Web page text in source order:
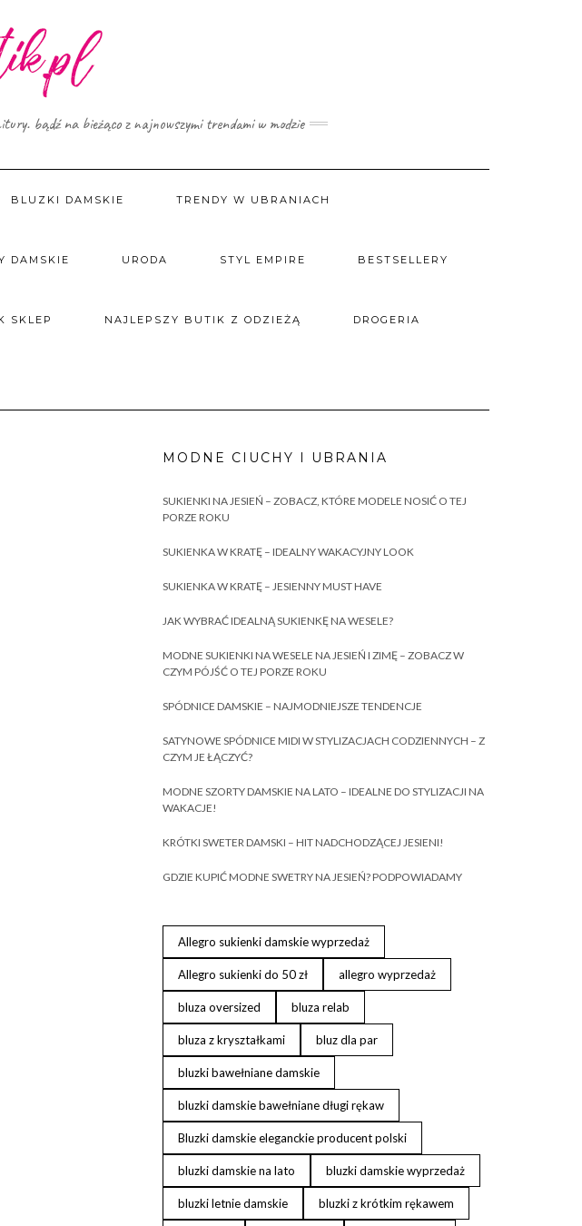
bądź na bieżąco z najnowszymi trendami w modzie
BLUZKI DAMSKIE TRENDY W UBRANIACH
DAMSKIE URODA STYL EMPIRE BESTSELLERY
SKLEP NAJLEPSZY BUTIK Z ODZIEŻĄ DROGERIA
MODNE CIUCHY I UBRANIA
SUKIENKI NA JESIEŃ – ZOBACZ, KTÓRE MODELE NOSIĆ O TEJ
PORZE ROKU
SUKIENKA W KRATĘ – IDEALNY WAKACYJNY LOOK
SUKIENKA W KRATĘ – JESIENNY MUST HAVE
JAK WYBRAĆ IDEALNĄ SUKIENKĘ NA WESELE?
MODNE SUKIENKI NA WESELE NA JESIEŃ I ZIMĘ – ZOBACZ W
CZYM PÓJŚĆ O TEJ PORZE ROKU
SPÓDNICE DAMSKIE – NAJMODNIEJSZE TENDENCJE
SATYNOWE SPÓDNICE MIDI W STYLIZACJACH CODZIENNYCH – Z
CZYM JE ŁĄCZYĆ?
MODNE SZORTY DAMSKIE NA LATO – IDEALNE DO STYLIZACJI NA
WAKACJE!
KRÓTKI SWETER DAMSKI – HIT NADCHODZĄCEJ JESIENI!
GDZIE KUPIĆ MODNE SWETRY NA JESIEŃ? PODPOWIADAMY
Allegro sukienki damskie wyprzedaż
Allegro sukienki do 50 zł allegro wyprzedaż
bluza oversized bluza relab
bluza z kryształkami bluz dla par
bluzki bawełniane damskie
bluzki damskie bawełniane długi rękaw
Bluzki damskie eleganckie producent polski
bluzki damskie na lato bluzki damskie wyprzedaż
bluzki letnie damskie bluzki z krótkim rękawem